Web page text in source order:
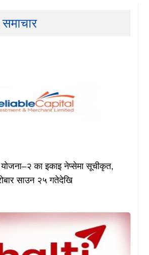
योजना–२ का इकाइ नेप्सेमा सूचीकृत,
साउन २५ गतेदेखि